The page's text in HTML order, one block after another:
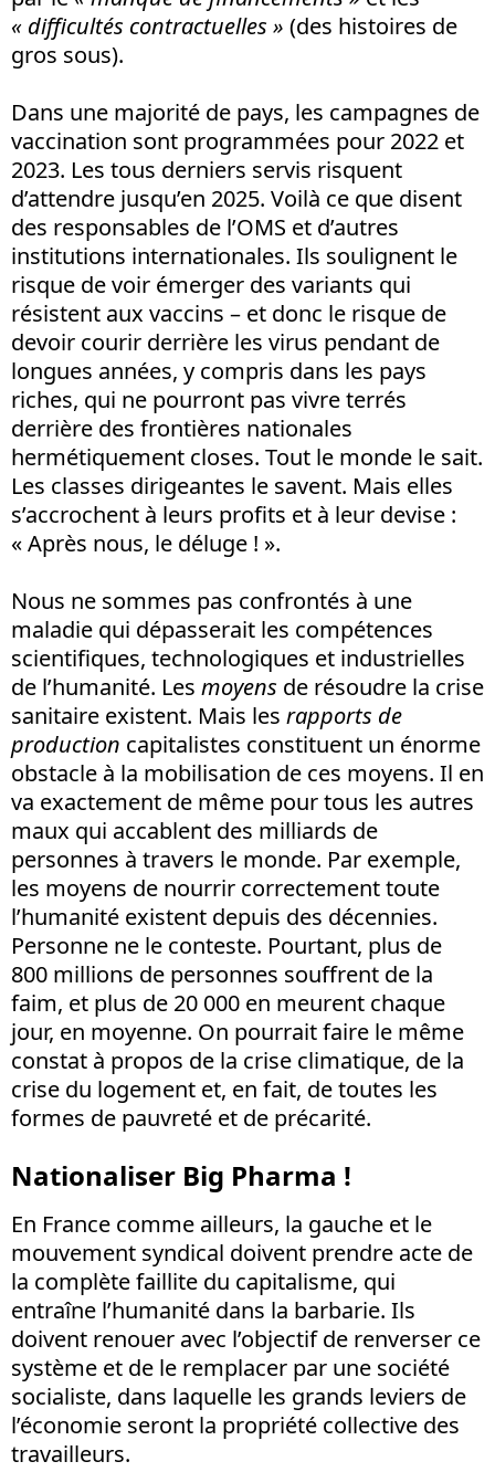
« difficultés contractuelles » (des histoires de
gros sous).
Dans une majorité de pays, les campagnes de
vaccination sont programmées pour 2022 et
2023. Les tous derniers servis risquent
d’attendre jusqu’en 2025. Voilà ce que disent
des responsables de l’OMS et d’autres
institutions internationales. Ils soulignent le
risque de voir émerger des variants qui
résistent aux vaccins – et donc le risque de
devoir courir derrière les virus pendant de
longues années, y compris dans les pays
riches, qui ne pourront pas vivre terrés
derrière des frontières nationales
hermétiquement closes. Tout le monde le sait.
Les classes dirigeantes le savent. Mais elles
s’accrochent à leurs profits et à leur devise :
« Après nous, le déluge ! ».
Nous ne sommes pas confrontés à une
maladie qui dépasserait les compétences
scientifiques, technologiques et industrielles
de l’humanité. Les moyens de résoudre la crise
sanitaire existent. Mais les rapports de
production capitalistes constituent un énorme
obstacle à la mobilisation de ces moyens. Il en
va exactement de même pour tous les autres
maux qui accablent des milliards de
personnes à travers le monde. Par exemple,
les moyens de nourrir correctement toute
l’humanité existent depuis des décennies.
Personne ne le conteste. Pourtant, plus de
800 millions de personnes souffrent de la
faim, et plus de 20 000 en meurent chaque
jour, en moyenne. On pourrait faire le même
constat à propos de la crise climatique, de la
crise du logement et, en fait, de toutes les
formes de pauvreté et de précarité.
Nationaliser Big Pharma !
En France comme ailleurs, la gauche et le
mouvement syndical doivent prendre acte de
la complète faillite du capitalisme, qui
entraîne l’humanité dans la barbarie. Ils
doivent renouer avec l’objectif de renverser ce
système et de le remplacer par une société
socialiste, dans laquelle les grands leviers de
l’économie seront la propriété collective des
travailleurs.